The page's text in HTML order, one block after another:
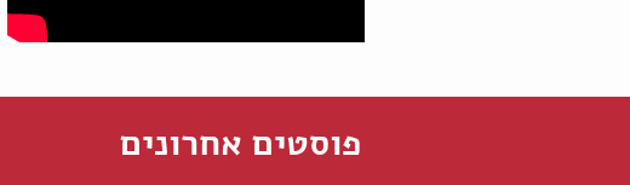
פוסטים אחרונים